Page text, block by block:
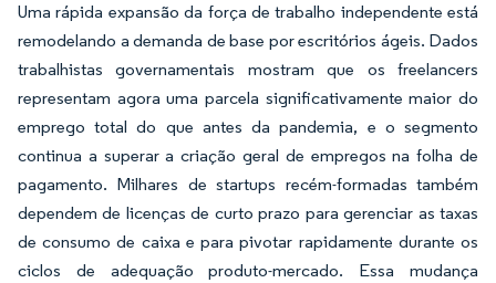
Uma rápida expansão da força de trabalho independente está
remodelando a demanda de base por escritórios ágeis. Dados
trabalhistas governamentais mostram que os freelancers
representam agora uma parcela significativamente maior do
emprego total do que antes da pandemia, e o segmento
continua a superar a criação geral de empregos na folha de
pagamento. Milhares de startups recém-formadas também
dependem de licenças de curto prazo para gerenciar as taxas
de consumo de caixa e para pivotar rapidamente durante os
ciclos de adequação produto-mercado. Essa mudança